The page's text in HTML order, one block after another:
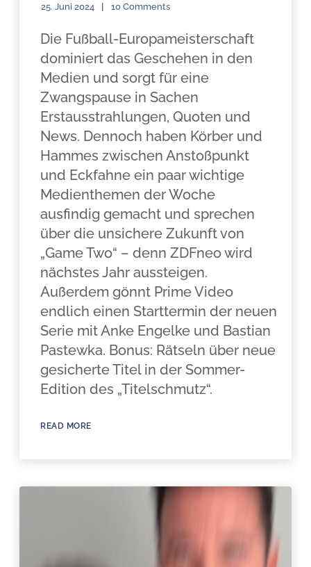
25. Juni 2024 10 Comments
Die Fußball-Europameisterschaft
dominiert das Geschehen in den
Medien und sorgt für eine
Zwangspause in Sachen
Erstausstrahlungen, Quoten und
News. Dennoch haben Körber und
Hammes zwischen Anstoßpunkt
und Eckfahne ein paar wichtige
Medienthemen der Woche
ausfindig gemacht und sprechen
über die unsichere Zukunft von
„Game Two“ – denn ZDFneo wird
nächstes Jahr aussteigen.
Außerdem gönnt Prime Video
endlich einen Starttermin der neuen
Serie mit Anke Engelke und Bastian
Pastewka. Bonus: Rätseln über neue
gesicherte Titel in der Sommer-
Edition des „Titelschmutz“.
READ MORE